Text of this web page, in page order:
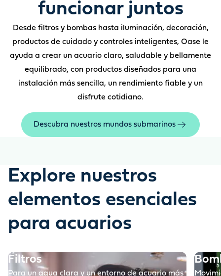
funcionar juntos
Desde filtros y bombas hasta iluminación, decoración,
productos de cuidado y controles inteligentes, Oase le
ayuda a crear un acuario claro, saludable y bellamente
equilibrado, con productos diseñados para una
instalación más sencilla, un rendimiento fiable y un
disfrute cotidiano.
Descubra nuestros mundos submarinos
Explore nuestros
elementos esenciales
para acuarios
Filtros
Para un agua clara y un entorno de acuario más